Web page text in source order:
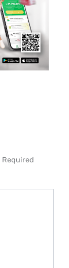
Required